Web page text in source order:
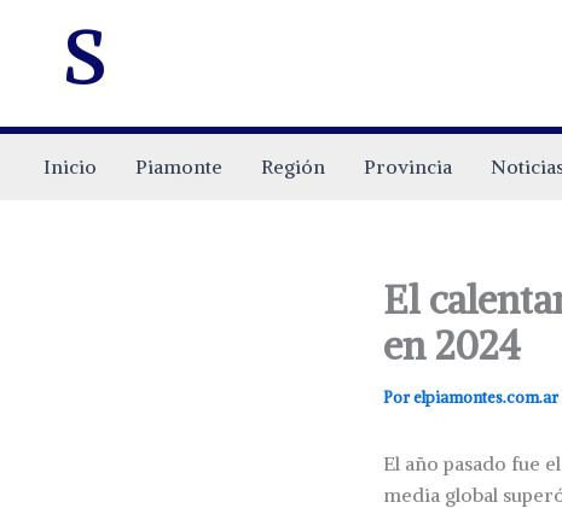
s
Inicio Piamonte Región Provincia
El
en 2024
Porelpiamontes.com.ar
El año pasado fue
media global